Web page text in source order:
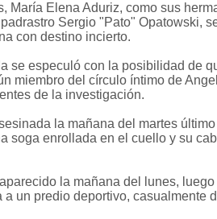
María Elena Aduriz, como sus
Sergio "Pato" Opatowski,
con destino incierto.
se especuló con la posibilidad de
miembro del círculo íntimo de
de la investigación.
la mañana del martes
soga enrollada en el cuello y su
la mañana del lunes,
un predio deportivo, casualmente